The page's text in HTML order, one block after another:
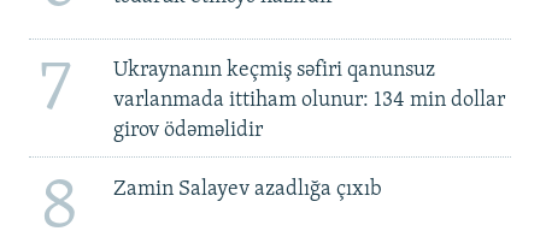
7
Ukraynanın keçmiş səfiri qanunsuz
varlanmada ittiham olunur: 134 min dollar
girov ödəməlidir
8 Zamin Salayev azadlığa çıxıb